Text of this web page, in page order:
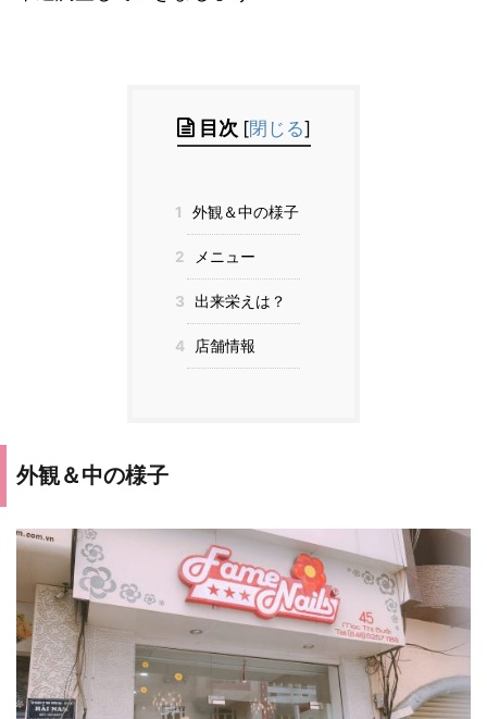
目次 [閉じる]
1 外観＆中の様子
2 メニュー
3 出来栄えは？
4 店舗情報
外観＆中の様子